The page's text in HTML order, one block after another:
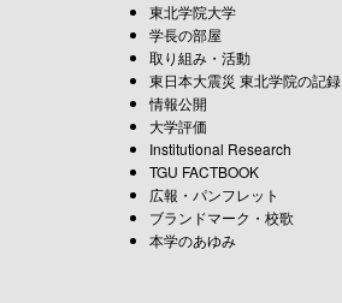
東北学院大学
学長の部屋
取り組み・活動
東日本大震災 東北学院の記録
情報公開
大学評価
Institutional Research
TGU FACTBOOK
広報・パンフレット
ブランドマーク・校歌
本学のあゆみ